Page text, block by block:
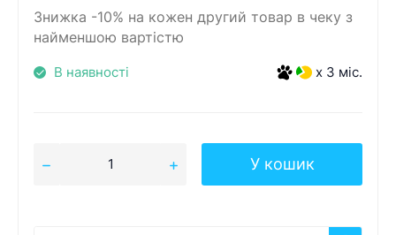
Знижка -10% на кожен другий товар в чеку з
найменшою вартістю
В наявності x 3 міс.
У кошик